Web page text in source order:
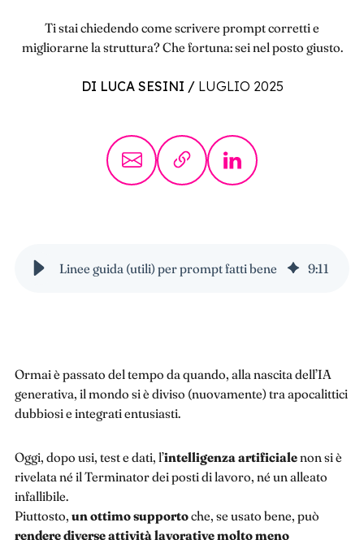
Ti stai chiedendo come scrivere prompt corretti e
migliorarne la struttura? Che fortuna: sei nel posto giusto.
DI LUCA SESINI / LUGLIO 2025
Linee guida (utili) per prompt fatti bene 9:11
Ormai è passato del tempo da quando, alla nascita dell’IA
generativa, il mondo si è diviso (nuovamente) tra apocalittici
dubbiosi e integrati entusiasti.
Oggi, dopo usi, test e dati, l’intelligenza artificialenon si è
rivelata né il Terminator dei posti di lavoro, né un alleato
infallibile.
Piuttosto, un ottimo supportoche, se usato bene, può
rendere diverse attività lavorative molto meno